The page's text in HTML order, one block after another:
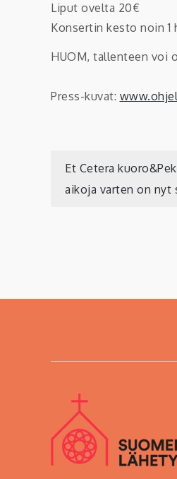
Liput ovelta 20€
Konsertin kesto noin 1
HUOM, tallenteen voi
Press-kuvat:
Et Cetera
aikoja varten on nyt